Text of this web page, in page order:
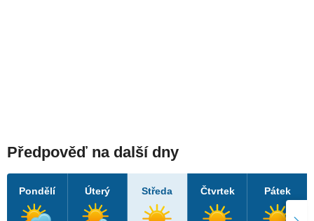
Předpověď na další dny
Pondělí Úterý Středa Čtvrtek Pátek